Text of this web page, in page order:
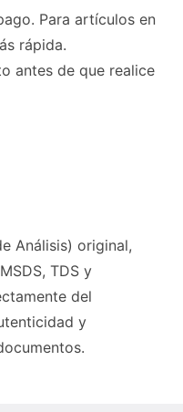
Para artículos en
rápida.
antes de que realice
Análisis) original,
TDS y
del
y